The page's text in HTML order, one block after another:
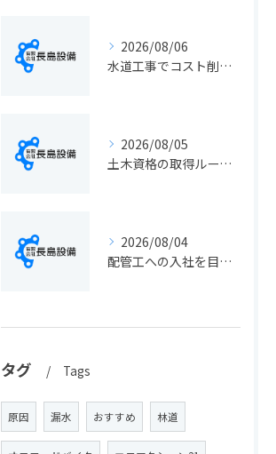
2026/08/06
水道工事でコスト削減を実現する静岡県静岡市の手続きと費用見直しポイント
2026/08/05
土木資格の取得ルートや静岡県静岡市でのキャリアアップ戦略を現実的に解説
2026/08/04
配管工への入社を目指す方へ静岡県静岡市で仕事選びと成長のステップ徹底ガイド
タグ Tags
原因 漏水 おすすめ 林道